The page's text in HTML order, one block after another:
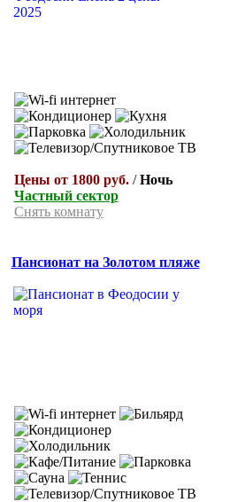
Цены от 1800 руб./Ночь
Частный сектор
Снять комнату
Пансионат на Золотом пляже